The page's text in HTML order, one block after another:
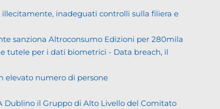
illecitamente, inadeguati controlli sulla filiera e
sanziona Altroconsumo Edizioni per 280mila
tutele per i dati biometrici - Data breach, il
elevato numero di persone
Dublino il Gruppo di Alto Livello del Comitato